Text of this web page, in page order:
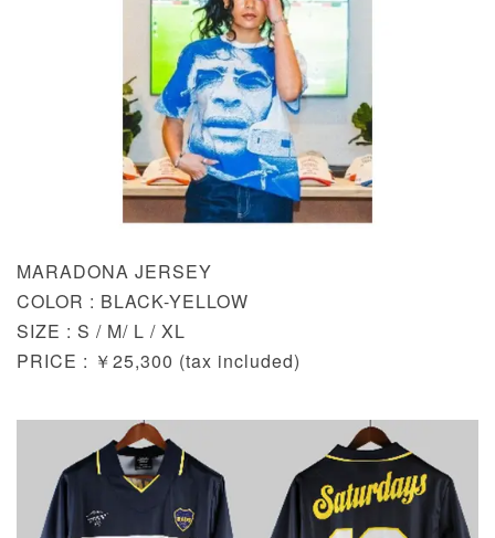
MARADONA JERSEY
COLOR : BLACK-YELLOW
SIZE : S / M/ L / XL
PRICE : ￥25,300 (tax included)